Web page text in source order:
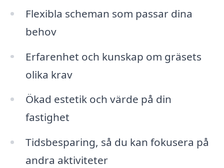
Flexibla scheman som passar dina
behov
Erfarenhet och kunskap om gräsets
olika krav
Ökad estetik och värde på din
fastighet
Tidsbesparing, så du kan fokusera på
andra aktiviteter